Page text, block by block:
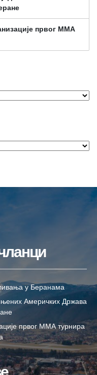
првог ММА
у Беранама
Америчких Држава
првог ММА турнира